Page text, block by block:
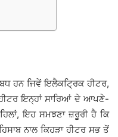
ਹਨ ਜਿਵੇਂ ਇਲੈਕਟ੍ਰਿਕ ਹੀਟਰ,
ਇਨ੍ਹਾਂ ਸਾਰਿਆਂ ਦੇ ਆਪਣੇ-
ਇਹ ਸਮਝਣਾ ਜ਼ਰੂਰੀ ਹੈ ਕਿ
ਨਾਲ ਕਿਹੜਾ ਹੀਟਰ ਸਭ ਤੋਂ